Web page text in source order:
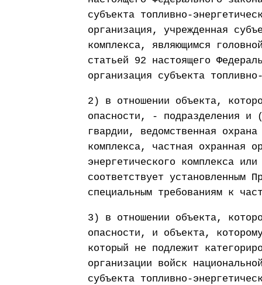
субъекта топливно-
организация, учрежденная
комплекса, являющимся
статьей 92 настоящего
организация субъекта
2) в отношении объекта,
опасности, - подразделения и
гвардии, ведомственная
комплекса, частная охранная
энергетического комплекса
соответствует установленным
специальным требованиям к
3) в отношении объекта,
опасности, и объекта,
который не подлежит
организации войск
субъекта топливно-